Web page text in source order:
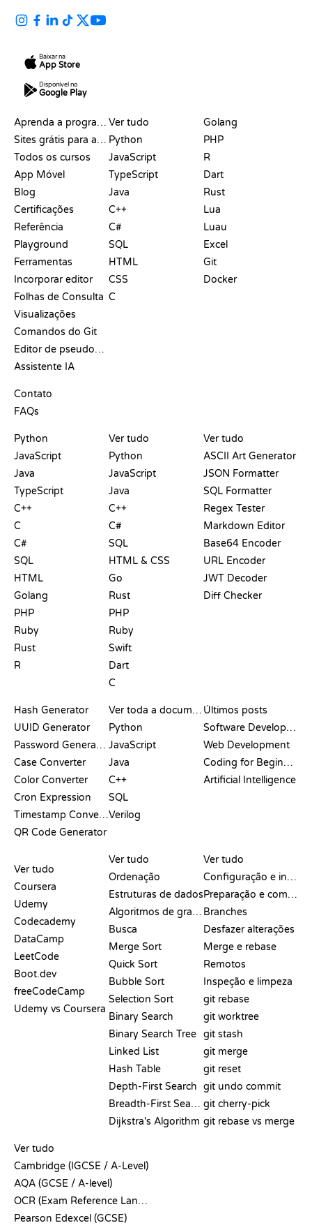
Baixar na
App Store
Disponível no
Google Play
Aprenda a programar
Sites grátis para aprender a programar
Todos os cursos
App Móvel
Blog
Certificações
Referência
Playground
Ferramentas
Incorporar editor
Folhas de Consulta
Visualizações
Comandos do Git
Editor de pseudocódigo
Assistente IA
Contato
FAQs
Ver tudo
Python
JavaScript
TypeScript
Java
C++
C#
SQL
HTML
CSS
C
Golang
PHP
R
Dart
Rust
Lua
Luau
Excel
Git
Docker
Python
JavaScript
Java
TypeScript
C++
C
C#
SQL
HTML
Golang
PHP
Ruby
Rust
R
Ver tudo
Python
JavaScript
Java
C++
C#
SQL
HTML & CSS
Go
Rust
PHP
Ruby
Swift
Dart
C
Ver tudo
ASCII Art Generator
JSON Formatter
SQL Formatter
Regex Tester
Markdown Editor
Base64 Encoder
URL Encoder
JWT Decoder
Diff Checker
Hash Generator
UUID Generator
Password Generator
Case Converter
Color Converter
Cron Expression
Timestamp Converter
QR Code Generator
Ver toda a documentação
Python
JavaScript
Java
C++
SQL
Verilog
Últimos posts
Software Development
Web Development
Coding for Beginners
Artificial Intelligence
Ver tudo
Coursera
Udemy
Codecademy
DataCamp
LeetCode
Boot.dev
freeCodeCamp
Udemy vs Coursera
Ver tudo
Ordenação
Estruturas de dados
Algoritmos de grafos
Busca
Merge Sort
Quick Sort
Bubble Sort
Selection Sort
Binary Search
Binary Search Tree
Linked List
Hash Table
Depth-First Search
Breadth-First Search
Dijkstra's Algorithm
Ver tudo
Configuração e início
Preparação e commit
Branches
Desfazer alterações
Merge e rebase
Remotos
Inspeção e limpeza
git rebase
git worktree
git stash
git merge
git reset
git undo commit
git cherry-pick
git rebase vs merge
Ver tudo
Cambridge (IGCSE / A-Level)
AQA (GCSE / A-level)
OCR (Exam Reference Language)
Pearson Edexcel (GCSE)